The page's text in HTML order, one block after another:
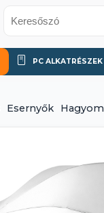
PC ALKATRÉSZEK
Esernyők